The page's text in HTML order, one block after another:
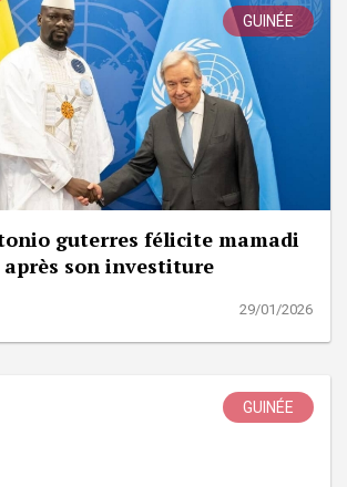
GUINÉE
guterres félicite mamadi
après son investiture
29/01/2026
GUINÉE